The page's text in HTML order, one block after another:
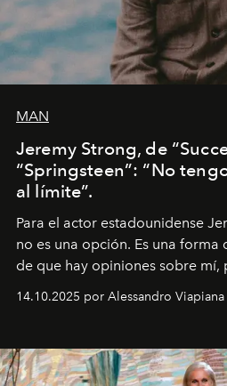
MAN
Jeremy Strong, de
“Springsteen”: “No
al límite”.
Para el actor estadounidense
no es una opción. Es una forma
de que hay opiniones sobre mí,
demasiado en cómo me
pérdida de tiempo", afirma.
14.10.2025 por Alessandro Viapiana